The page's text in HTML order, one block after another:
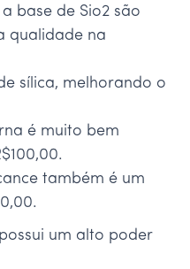
base de Sio2 são
qualidade na
sílica, melhorando o
é muito bem
também é um
um alto poder